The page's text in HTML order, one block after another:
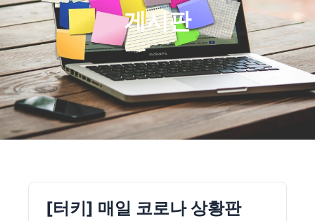
게시판
[터키] 매일 코로나 상황판